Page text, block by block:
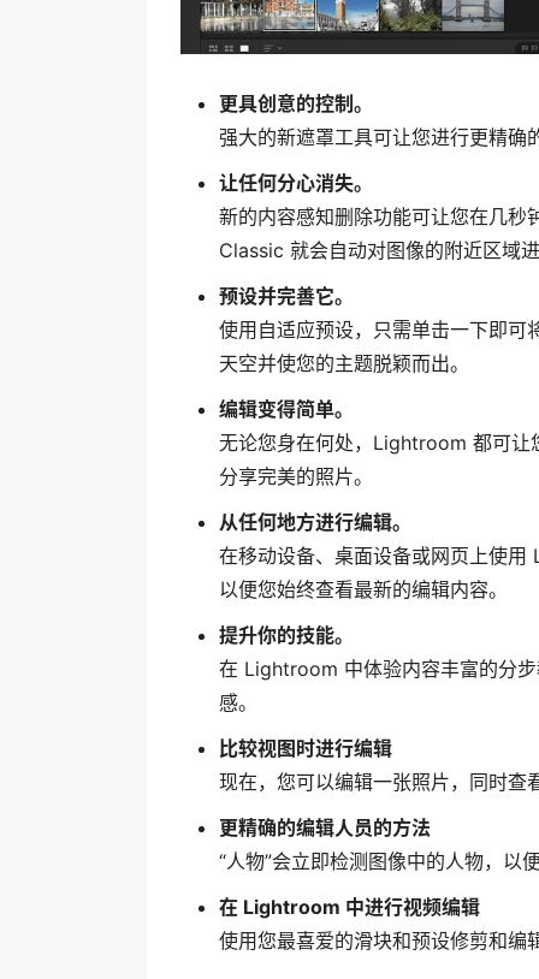
更具创意的控制。
强大的新遮罩工具可让您进行更精确
让任何分心消失。
新的内容感知删除功能可让您在几
Classic 就会自动对图像的附近区域
预设并完善它。
使用自适应预设，只需单击一下即可
天空并使您的主题脱颖而出。
编辑变得简单。
无论您身在何处，Lightroom 都可让
分享完美的照片。
从任何地方进行编辑。
在移动设备、桌面设备或网页上使
以便您始终查看最新的编辑内容。
提升你的技能。
在 Lightroom 中体验内容丰富的分
感。
比较视图时进行编辑
现在，您可以编辑一张照片，同时查
更精确的编辑人员的方法
“人物”会立即检测图像中的人物，以
在 Lightroom 中进行视频编辑
使用您最喜爱的滑块和预设修剪和编